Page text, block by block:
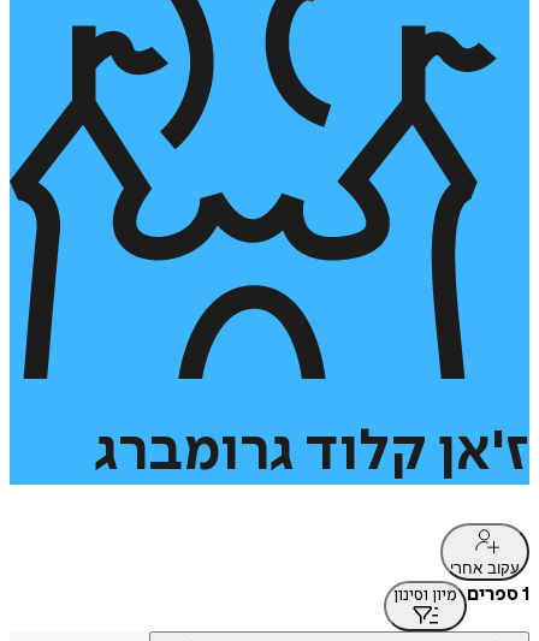
ז'אן קלוד גרומברג
עקוב אחרי
1 ספרים מיון וסינון